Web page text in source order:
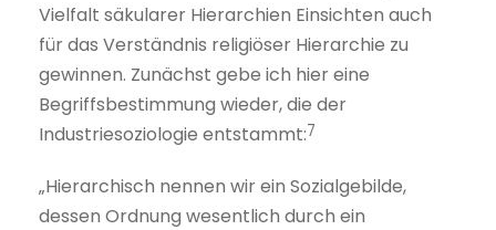
Vielfalt säkularer Hierarchien Einsichten auch
für das Verständnis religiöser Hierarchie zu
gewinnen. Zunächst gebe ich hier eine
Begriffsbestimmung wieder, die der
Industriesoziologie entstammt:7
„Hierarchisch nennen wir ein Sozialgebilde,
dessen Ordnung wesentlich durch ein